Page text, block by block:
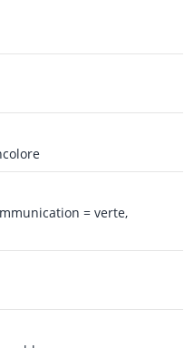
= verte,